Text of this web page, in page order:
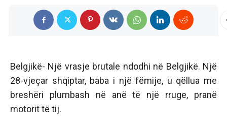
Belgjikë- Një vrasje brutale ndodhi në Belgjikë. Një
28-vjeçar shqiptar, baba i një fëmije, u qëllua me
breshëri plumbash në anë të një rruge, pranë
motorit të tij.